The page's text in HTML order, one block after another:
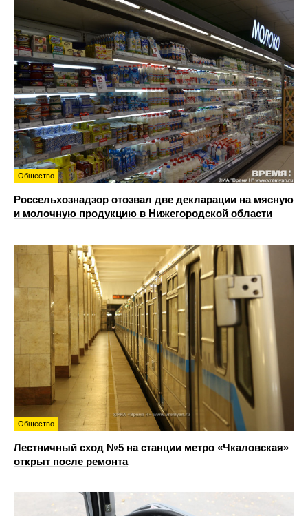
Общество
Россельхознадзор отозвал две декларации на мясную
и молочную продукцию в Нижегородской области
Общество
Лестничный сход №5 на станции метро «Чкаловская»
открыт после ремонта